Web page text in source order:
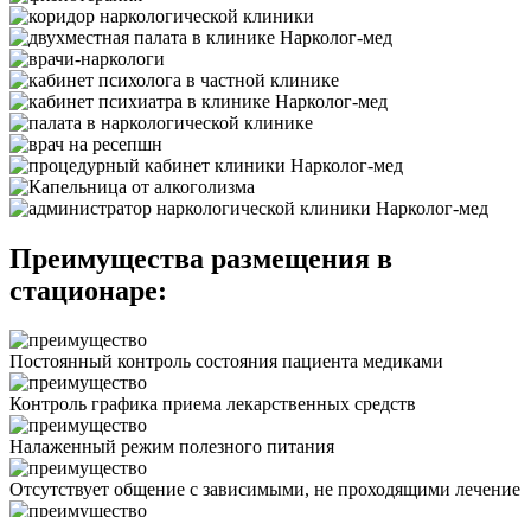
Преимущества размещения в
стационаре:
Постоянный контроль состояния пациента медиками
Контроль графика приема лекарственных средств
Налаженный режим полезного питания
Отсутствует общение с зависимыми, не проходящими лечение